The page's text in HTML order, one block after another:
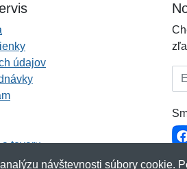
údajov
tovaru
E-
návštevnosti súbory cookie.